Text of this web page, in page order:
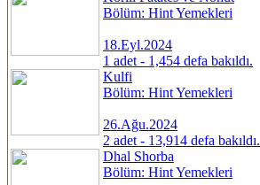
Bölüm: Hint Yemekleri
18.Eyl.2024
1 adet - 1,454 defa bakıldı.
Kulfi
Bölüm: Hint Yemekleri
26.Ağu.2024
2 adet - 13,914 defa bakıldı.
Dhal Shorba
Bölüm: Hint Yemekleri